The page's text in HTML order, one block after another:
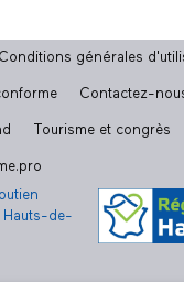
Conditions générales
Contactez-
Tourisme et congrès
Hauts-de-